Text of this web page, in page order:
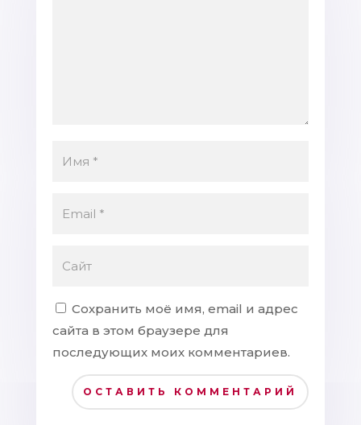
Сохранить моё имя, email и адрес
сайта в этом браузере для
последующих моих комментариев.
ОСТАВИТЬ КОММЕНТАРИЙ